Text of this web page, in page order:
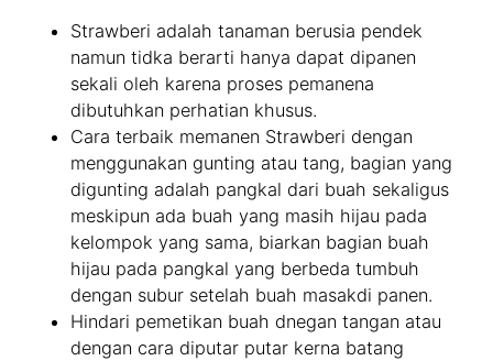
Strawberi adalah tanaman berusia pendek
namun tidka berarti hanya dapat dipanen
sekali oleh karena proses pemanena
dibutuhkan perhatian khusus.
Cara terbaik memanen Strawberi dengan
menggunakan gunting atau tang, bagian yang
digunting adalah pangkal dari buah sekaligus
meskipun ada buah yang masih hijau pada
kelompok yang sama, biarkan bagian buah
hijau pada pangkal yang berbeda tumbuh
dengan subur setelah buah masakdi panen.
Hindari pemetikan buah dnegan tangan atau
dengan cara diputar putar kerna batang